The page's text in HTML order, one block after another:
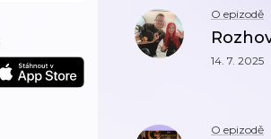
O epizodě
14. 7. 2025
O epizodě